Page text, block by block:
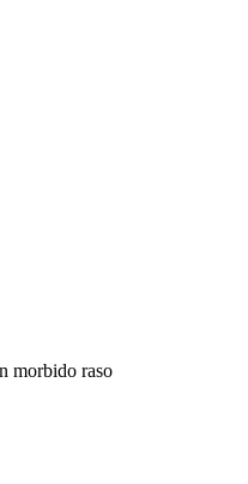
morbido raso